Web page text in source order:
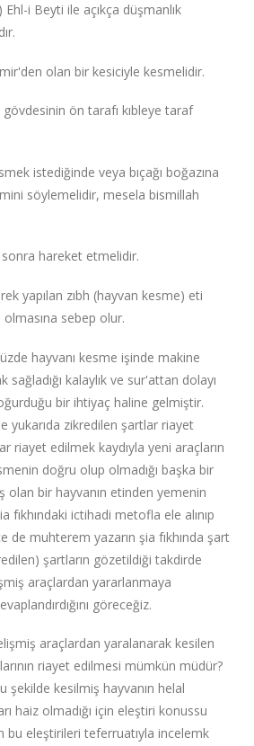
i Beyti ile açıkça düşmanlık
olan bir kesiciyle kesmelidir.
ön tarafı kıbleye taraf
istediğinde veya bıçağı boğazına
söylemelidir, mesela bismillah
hareket etmelidir.
yapılan zıbh (hayvan kesme) eti
sebep olur.
hayvanı kesme işinde makine
sağladığı kalaylık ve sur'attan dolayı
bir ihtiyaç haline gelmiştir.
yukarıda zikredilen şartlar riayet
riayet edilmek kaydıyla yeni araçların
doğru olup olmadığı başka bir
olan bir hayvanın etinden yemenin
fıkhındaki ictihadi metofla ele alınıp
de muhterem yazarın şia fıkhında şart
şartların gözetildiği takdirde
araçlardan yararlanmaya
göreceğiz.
araçlardan yaralanarak kesilen
riayet edilmesi mümkün müdür?
şekilde kesilmiş hayvanın helal
haiz olmadığı için eleştiri konussu
bu eleştirileri teferruatıyla incelemk